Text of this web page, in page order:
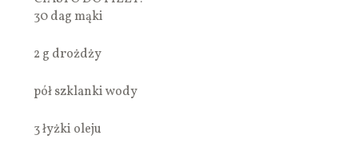
30 dag mąki
2 g drożdży
pół szklanki wody
3 łyżki oleju